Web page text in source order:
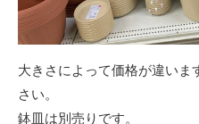
大きさによって価格が違い
さい。
鉢皿は別売りです。